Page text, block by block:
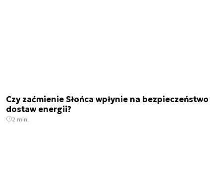
Czy zaćmienie Słońca wpłynie na bezpieczeństwo
dostaw energii?
2 min.